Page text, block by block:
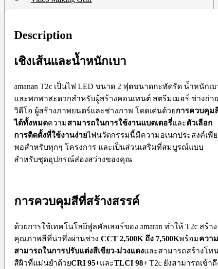
Connector Cable
Control Cable
Drone Accessories
Gimbals & Accessories
Live Streaming Device
Matte Boxes & Accessories
MIC Cable
Mic & Audio Adapter
Microphone
Mixer
Parallax
Rigs
Smartphone Clamp
Shoe Mount
Flash & Light
Continue Light
Flash
Ringlight
Studio Light
Studio BOX
Description
เชิงเส้นและน้ำหนักเบา
amanan T2c เป็นไฟ LED ขนาด 2 ฟุตขนาดกะทัดรัด น้ำหนักเบ
และพกพาสะดวกสำหรับผู้สร้างคอนเทนต์ สตรีมเมอร์ ช่างถ่าย
วิดีโอ ผู้สร้างภาพยนตร์และช่างภาพ โดดเด่นด้วยการควบคุม
ได้ทั้งหมดความสามารถในการใช้งานแบตเตอรี่และตัวเลือก
การติดตั้งที่ใช้งานง่ายไฟนวัตกรรมนี้มีความอเนกประสงค์เพี
พอสำหรับทุกๆ โครงการ และเป็นส่วนเสริมที่สมบูรณ์แบบ
สำหรับชุดอุปกรณ์ส่องสว่างของคุณ
การควบคุมสีที่สร้างสรรค์
ด้วยการใช้เทคโนโลยีฟูลคัลเลอร์ของ amaran ทำให้ T2c สร้าง
คุณภาพสีที่น่าทึ่งผ่านช่วง CCT 2,500K ถึง 7,500Kพร้อมความ
สามารถในการปรับแต่งสีเขียว-ม่วงแดงและสามารถสร้างโท
สีผิวที่แม่นยำด้วยCRI 95+และTLCI 98+ T2c ยังสามารถเข้าถึ